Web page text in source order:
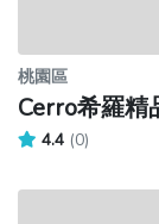
桃園區
Cerro希羅精
4.4 (0)